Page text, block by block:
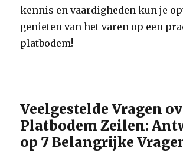
kennis en vaardigheden kun je
genieten van het varen op een
platbodem!
Veelgestelde Vragen
Platbodem Zeilen:
op 7 Belangrijke